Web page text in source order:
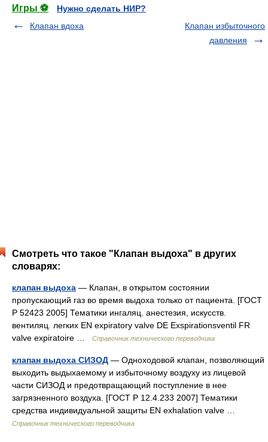
Игры ⚽
Нужно сделать НИР?
Клапан вдоха
Клапан избыточного
давления
Смотреть что такое "Клапан выдоха" в других
словарях:
клапан выдоха — Клапан, в открытом состоянии
пропускающий газ во время выдоха только от пациента. [ГОСТ
Р 52423 2005] Тематики ингаляц. анестезия, искусств.
вентиляц. легких EN expiratory valve DE Exspirationsventil FR
valve expiratoire …
Справочник технического переводчика
клапан выдоха СИЗОД — Одноходовой клапан, позволяющий
выходить выдыхаемому и избыточному воздуху из лицевой
части СИЗОД и предотвращающий поступление в нее
загрязненного воздуха. [ГОСТ Р 12.4.233 2007] Тематики
средства индивидуальной защиты EN exhalation valve …
Справочник технического переводчика